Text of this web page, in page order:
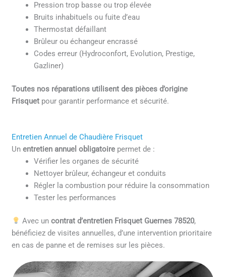
Pression trop basse ou trop élevée
Bruits inhabituels ou fuite d’eau
Thermostat défaillant
Brûleur ou échangeur encrassé
Codes erreur (Hydroconfort, Evolution, Prestige,
Gazliner)
Toutes nos réparations utilisent des pièces d’origine
Frisquet pour garantir performance et sécurité.
Entretien Annuel de Chaudière Frisquet
Unentretien annuel obligatoire permet de :
Vérifier les organes de sécurité
Nettoyer brûleur, échangeur et conduits
Régler la combustion pour réduire la consommation
Tester les performances
Avec un contrat d’entretien Frisquet Guernes 78520,
bénéficiez de visites annuelles, d’une intervention prioritaire
en cas de panne et de remises sur les pièces.